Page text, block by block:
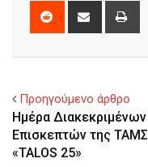
Reddit
Share
Προηγούμενο άρθρο
Ημέρα Διακεκριμένων
Επισκεπτών της ΤΑΜΣ
«TALOS 25»